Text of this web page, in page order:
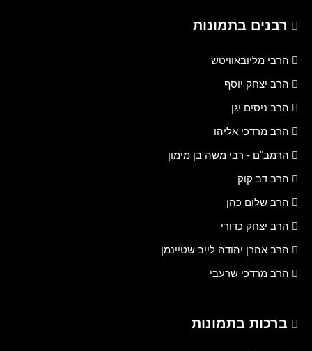
רבנים בתמונות
הרבי מליובאוויטש
הרב יצחק יוסף
הרב ניסים יגן
הרב מרדכי אליהו
הרמב"ם - רבי משה בן מימון
הרב דב קוק
הרב שלום כהן
הרב יצחק כדורי
הרב אהרן יהודה לייב שטיינמן
הרב מרדכי שרעבי
ברכות בתמונות